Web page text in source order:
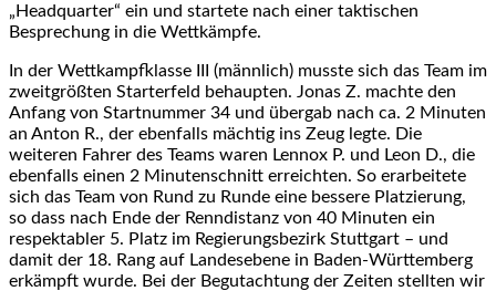
„Headquarter“ ein und startete nach einer taktischen
Besprechung in die Wettkämpfe.
In der Wettkampfklasse III (männlich) musste sich das Team im
zweitgrößten Starterfeld behaupten. Jonas Z. machte den
Anfang von Startnummer 34 und übergab nach ca. 2 Minuten
an Anton R., der ebenfalls mächtig ins Zeug legte. Die
weiteren Fahrer des Teams waren Lennox P. und Leon D., die
ebenfalls einen 2 Minutenschnitt erreichten. So erarbeitete
sich das Team von Rund zu Runde eine bessere Platzierung,
so dass nach Ende der Renndistanz von 40 Minuten ein
respektabler 5. Platz im Regierungsbezirk Stuttgart – und
damit der 18. Rang auf Landesebene in Baden-Württemberg
erkämpft wurde. Bei der Begutachtung der Zeiten stellten wir